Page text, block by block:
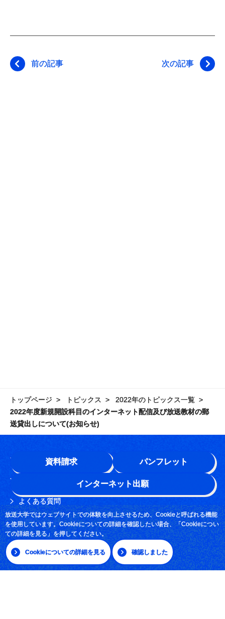
放送大学ではウェブサイトでの体験を向上させるため、Cookieと呼ばれる機能
を使用しています。Cookieについての詳細を確認したい場合、「Cookieについ
ての詳細を見る」を押してください。
Cookieについての詳細を見る 確認しました
前の記事 次の記事
資料請求 パンフレット
インターネット出願
トップページ トピックス
2022年のトピックス一覧
2022年度新規開設科目のインターネット配信及び放送教材の郵
送貸出しについて(お知らせ)
学園情報
このサイトについて
よくある質問
お問い合わせ
採用情報
サイトマップ